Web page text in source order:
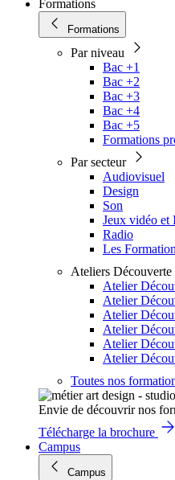
Formations
Formations
Par niveau
Bac +1
Bac +2
Bac +3
Bac +4
Bac +5
Formations
Par secteur
Audiovisuel
Design
Son
Jeux vidéo et
Radio
Les
Ateliers Découverte
Atelier
Atelier
Atelier
Atelier
Atelier
Atelier
Toutes nos
Envie de découvrir nos
Télécharge la brochure
Campus
Campus